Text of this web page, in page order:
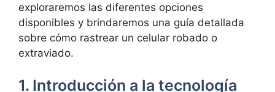
exploraremos ‍las diferentes opciones
disponibles y brindaremos una guía detallada‌
sobre cómo rastrear un celular robado o
extraviado.
1.⁤ Introducción a la tecnología⁤